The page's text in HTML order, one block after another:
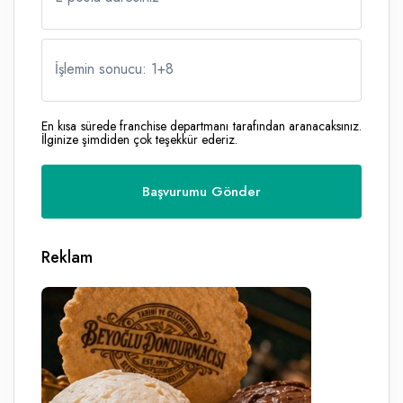
İşlemin sonucu: 1+8
En kısa sürede franchise departmanı tarafından aranacaksınız.
İlginize şimdiden çok teşekkür ederiz.
Reklam